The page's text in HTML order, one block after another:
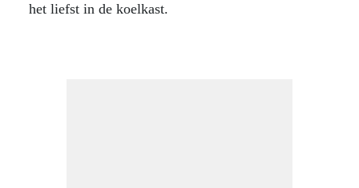
het liefst in de koelkast.